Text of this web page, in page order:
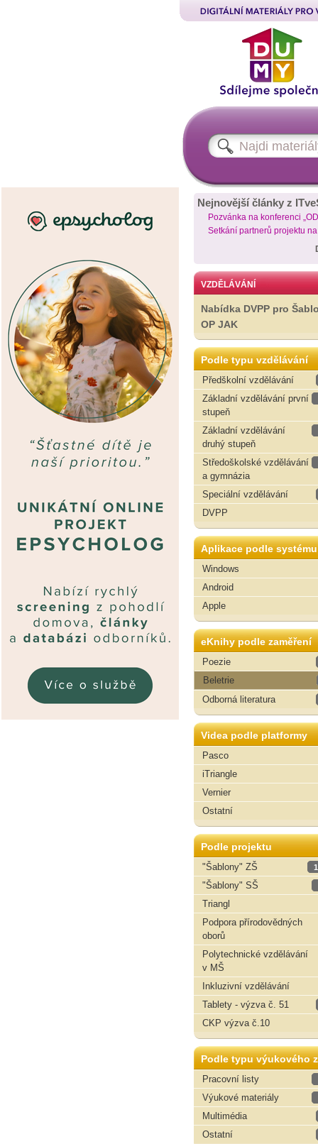
Nejnovější články z
Pozvánka na konferenci
Setkání partnerů projektu
VZDĚLÁVÁNÍ
Nabídka DVPP pro
OP JAK
Podle typu vzdělávání
Předškolní vzdělávání
Základní vzdělávání první
stupeň
Základní vzdělávání
druhý stupeň
Středoškolské vzdělávání
a gymnázia
Speciální vzdělávání
DVPP
Aplikace podle systému
Windows
Android
Apple
eKnihy podle zaměření
Poezie
Beletrie
Odborná literatura
Videa podle platformy
Pasco
iTriangle
Vernier
Ostatní
Podle projektu
"Šablony" ZŠ
"Šablony" SŠ
Triangl
Podpora přírodovědných
oborů
Polytechnické vzdělávání
v MŠ
Inkluzivní vzdělávání
Tablety - výzva č. 51
CKP výzva č.10
Podle typu výukového
Pracovní listy
Výukové materiály
Multimédia
Ostatní